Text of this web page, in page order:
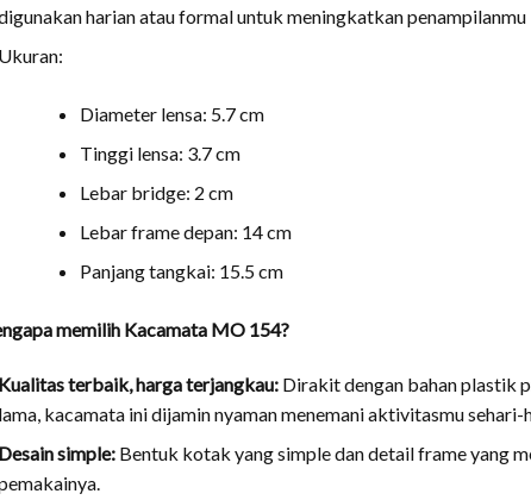
harian atau formal untuk meningkatkan penampilanmu
Diameter lensa: 5.7 cm
Tinggi lensa: 3.7 cm
Lebar bridge: 2 cm
Lebar frame depan: 14 cm
Panjang tangkai: 15.5 cm
memilih Kacamata MO 154?
terbaik, harga terjangkau: Dirakit dengan bahan plastik
kacamata ini dijamin nyaman menemani aktivitasmu sehari-
simple: Bentuk kotak yang simple dan detail frame yang